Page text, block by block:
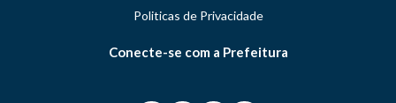
Politicas de Privacidade
Conecte-se com a Prefeitura